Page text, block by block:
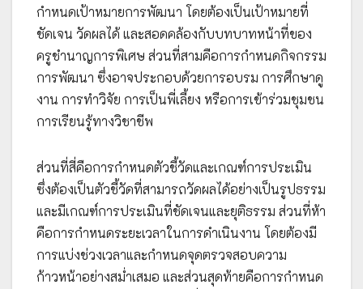
กำหนดเป้าหมายการพัฒนา โดยต้องเป็นเป้าหมายที่
ชัดเจน วัดผลได้ และสอดคล้องกับบทบาทหน้าที่ของ
ครูชำนาญการพิเศษ ส่วนที่สามคือการกำหนดกิจกรรม
การพัฒนา ซึ่งอาจประกอบด้วยการอบรม การศึกษาดู
งาน การทำวิจัย การเป็นพี่เลี้ยง หรือการเข้าร่วมชุมชน
การเรียนรู้ทางวิชาชีพ
ส่วนที่สี่คือการกำหนดตัวชี้วัดและเกณฑ์การประเมิน
ซึ่งต้องเป็นตัวชี้วัดที่สามารถวัดผลได้อย่างเป็นรูปธรรม
และมีเกณฑ์การประเมินที่ชัดเจนและยุติธรรม ส่วนที่ห้า
คือการกำหนดระยะเวลาในการดำเนินงาน โดยต้องมี
การแบ่งช่วงเวลาและกำหนดจุดตรวจสอบความ
ก้าวหน้าอย่างสม่ำเสมอ และส่วนสุดท้ายคือการกำหนด